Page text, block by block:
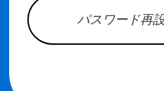
パスワード再